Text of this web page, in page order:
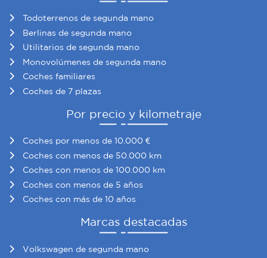
Todoterrenos de segunda mano
Berlinas de segunda mano
Utilitarios de segunda mano
Monovolúmenes de segunda mano
Coches familiares
Coches de 7 plazas
Por precio y kilometraje
Coches por menos de 10.000 €
Coches con menos de 50.000 km
Coches con menos de 100.000 km
Coches con menos de 5 años
Coches con más de 10 años
Marcas destacadas
Volkswagen de segunda mano